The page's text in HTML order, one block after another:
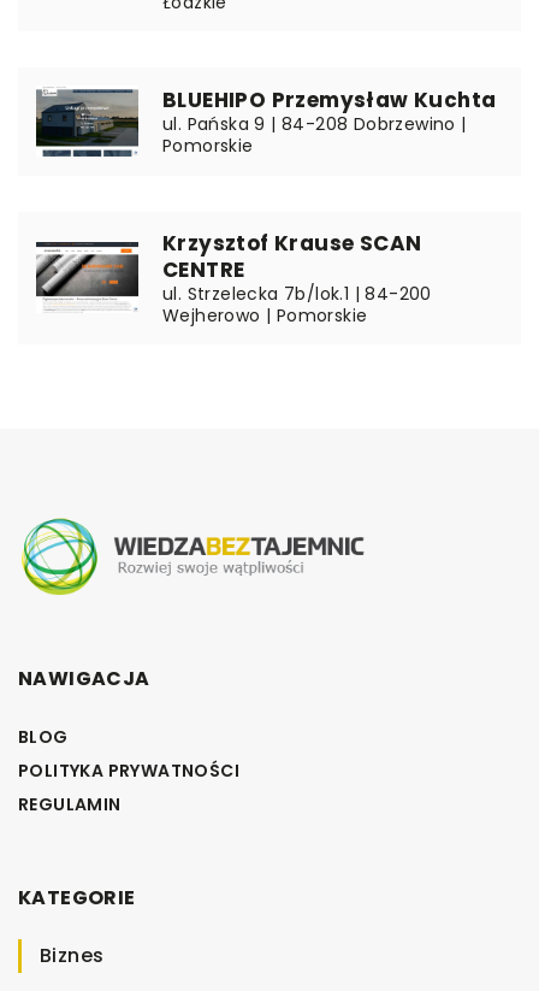
BLUEHIPO Przemysław Kuchta
ul. Pańska 9 | 84-208 Dobrzewino |
Pomorskie
Krzysztof Krause SCAN
CENTRE
ul. Strzelecka 7b/lok.1 | 84-200
Wejherowo | Pomorskie
NAWIGACJA
BLOG
POLITYKA PRYWATNOŚCI
REGULAMIN
KATEGORIE
Biznes